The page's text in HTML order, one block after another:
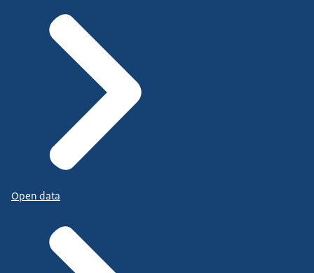
Open data